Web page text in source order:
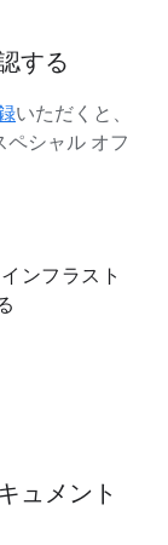
する
いただくと、
シャル オフ
ンフラスト
ュメント